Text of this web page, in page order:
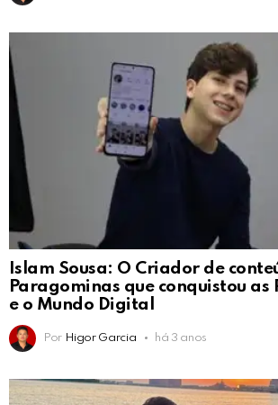
Islam Sousa: O Criador de
Paragominas que conquistou as
e o Mundo Digital
Por Higor Garcia há 3 anos